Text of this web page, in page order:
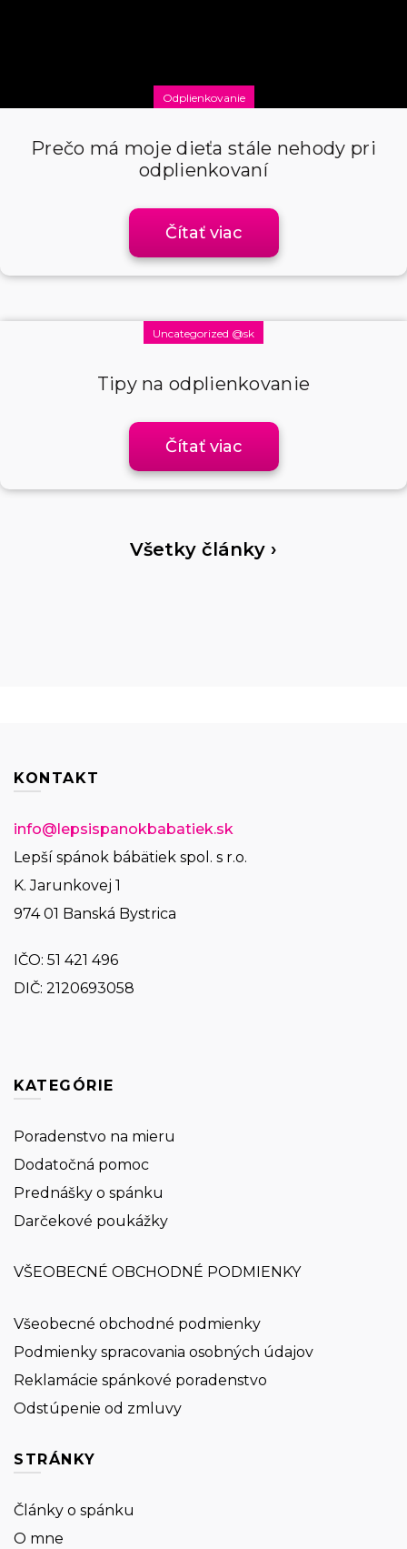
Odplienkovanie
Prečo má moje dieťa stále nehody pri
odplienkovaní
Čítať viac
Uncategorized @sk
Tipy na odplienkovanie
Čítať viac
Všetky články ›
KONTAKT
info@lepsispanokbabatiek.sk
Lepší spánok bábätiek spol. s r.o.
K. Jarunkovej 1
974 01 Banská Bystrica
IČO: 51 421 496
DIČ: 2120693058
KATEGÓRIE
Poradenstvo na mieru
Dodatočná pomoc
Prednášky o spánku
Darčekové poukážky
VŠEOBECNÉ OBCHODNÉ PODMIENKY
Všeobecné obchodné podmienky
Podmienky spracovania osobných údajov
Reklamácie spánkové poradenstvo
Odstúpenie od zmluvy
STRÁNKY
Články o spánku
O mne